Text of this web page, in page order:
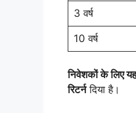
3 वर्ष
10 वर्ष
निवेशकों के लिए
रिटर्नदिया है।